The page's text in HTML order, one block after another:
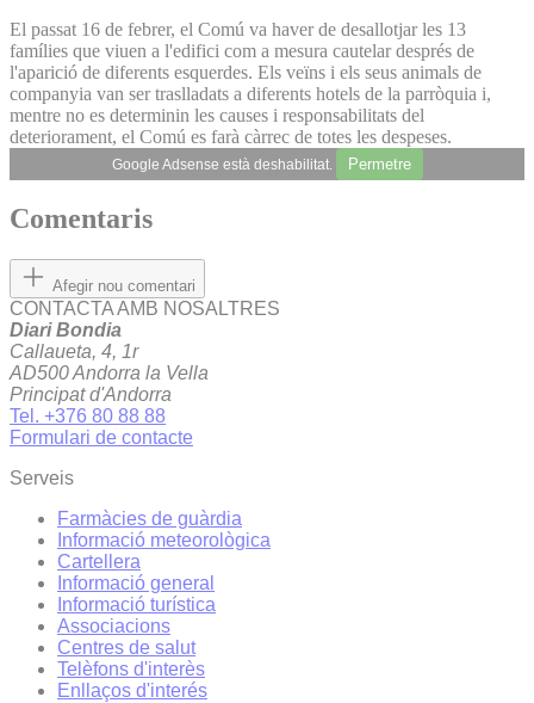
El passat 16 de febrer, el Comú va haver de desallotjar les 13
famílies que viuen a l'edifici com a mesura cautelar després de
l'aparició de diferents esquerdes. Els veïns i els seus animals de
companyia van ser traslladats a diferents hotels de la parròquia i,
mentre no es determinin les causes i responsabilitats del
deteriorament, el Comú es farà càrrec de totes les despeses.
Google Adsense està deshabilitat. Permetre
Comentaris
Afegir nou comentari
CONTACTA AMB NOSALTRES
Diari Bondia
Callaueta, 4, 1r
AD500 Andorra la Vella
Principat d'Andorra
Tel. +376 80 88 88
Formulari de contacte
Serveis
Farmàcies de guàrdia
Informació meteorològica
Cartellera
Informació general
Informació turística
Associacions
Centres de salut
Telèfons d'interès
Enllaços d'interés